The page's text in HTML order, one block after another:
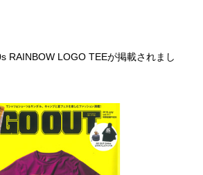
RAINBOW LOGO TEEが掲載されまし